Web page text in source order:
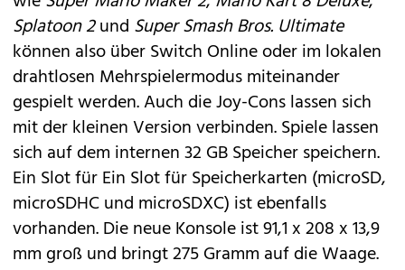
Splatoon 2und Super Smash Bros. Ultimate
können also über Switch Online oder im lokalen
drahtlosen Mehrspielermodus miteinander
gespielt werden. Auch die Joy-Cons lassen sich
mit der kleinen Version verbinden. Spiele lassen
sich auf dem internen 32 GB Speicher speichern.
Ein Slot für Ein Slot für Speicherkarten (microSD,
microSDHC und microSDXC) ist ebenfalls
vorhanden. Die neue Konsole ist 91,1 x 208 x 13,9
mm groß und bringt 275 Gramm auf die Waage.